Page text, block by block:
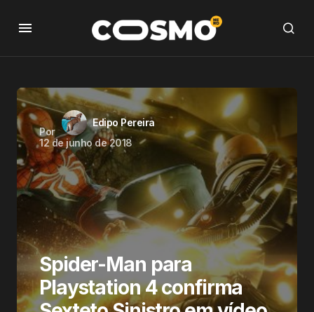
Por
Edipo Pereira
12 de junho de 2018
Spider-Man para
Playstation 4 confirma